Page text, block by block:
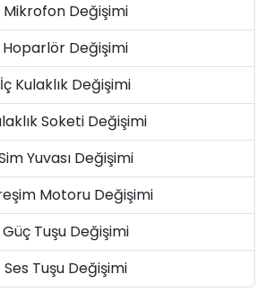
Mikrofon Değişimi
Hoparlör Değişimi
İç Kulaklık Değişimi
Soketi Değişimi
Yuvası Değişimi
Motoru Değişimi
Güç Tuşu Değişimi
Ses Tuşu Değişimi